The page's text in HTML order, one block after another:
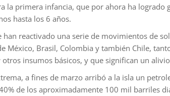
la primera infancia, que por ahora ha
hasta los 6 años.
han reactivado una serie de movimientos de
México, Brasil, Colombia y también Chile,
insumos básicos, y que significan un
a fines de marzo arribó a la isla un
de los aproximadamente 100 mil barriles